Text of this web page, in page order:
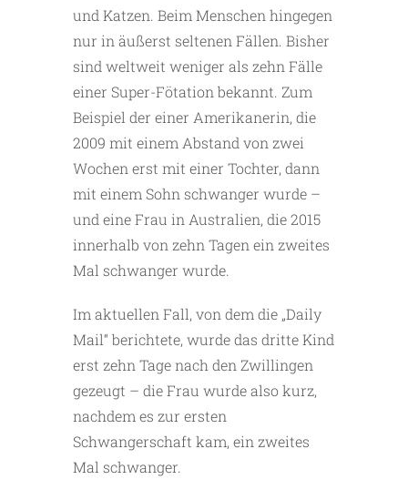
und Katzen. Beim Menschen hingegen
nur in äußerst seltenen Fällen. Bisher
sind weltweit weniger als zehn Fälle
einer Super-Fötation bekannt. Zum
Beispiel der einer Amerikanerin, die
2009 mit einem Abstand von zwei
Wochen erst mit einer Tochter, dann
mit einem Sohn schwanger wurde –
und eine Frau in Australien, die 2015
innerhalb von zehn Tagen ein zweites
Mal schwanger wurde.
Im aktuellen Fall, von dem die „Daily
Mail“ berichtete, wurde das dritte Kind
erst zehn Tage nach den Zwillingen
gezeugt – die Frau wurde also kurz,
nachdem es zur ersten
Schwangerschaft kam, ein zweites
Mal schwanger.